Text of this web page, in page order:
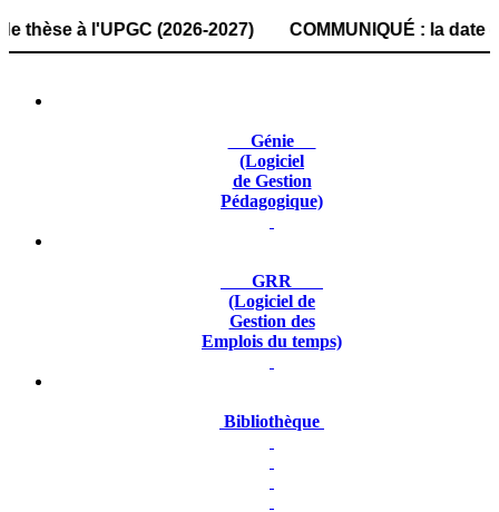
à l'UPGC (2026-2027) COMMUNIQUÉ : la date
Génie
(Logiciel
de Gestion
Pédagogique)
GRR
(Logiciel de
Gestion des
Emplois du temps)
Bibliothèque